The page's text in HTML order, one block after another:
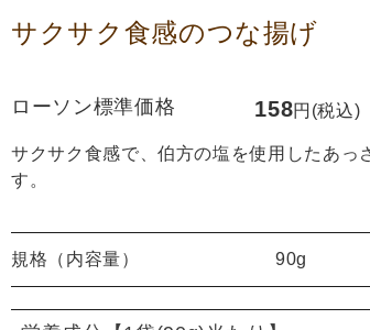
サクサク食感のつな揚げ
ローソン標準価格 158円(税込)
サクサク食感で、伯方の塩を使用したあっ
す。
規格（内容量） 90g